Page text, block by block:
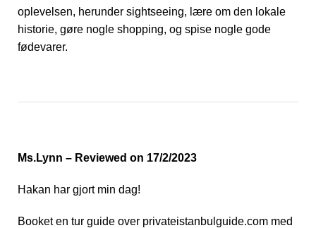
oplevelsen, herunder sightseeing, lære om den lokale
historie, gøre nogle shopping, og spise nogle gode
fødevarer.
Ms.Lynn – Reviewed on 17/2/2023
Hakan har gjort min dag!
Booket en tur guide over privateistanbulguide.com med